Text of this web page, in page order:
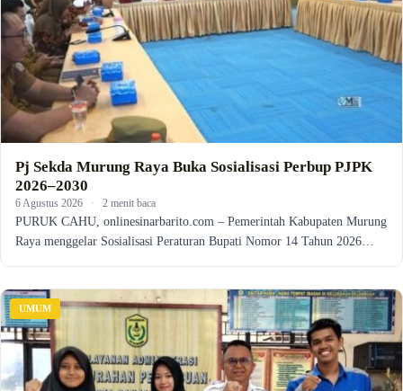
Pj Sekda Murung Raya Buka Sosialisasi Perbup PJPK
2026–2030
6 Agustus 2026 · 2 menit baca
PURUK CAHU, onlinesinarbarito.com – Pemerintah Kabupaten Murung
Raya menggelar Sosialisasi Peraturan Bupati Nomor 14 Tahun 2026…
UMUM